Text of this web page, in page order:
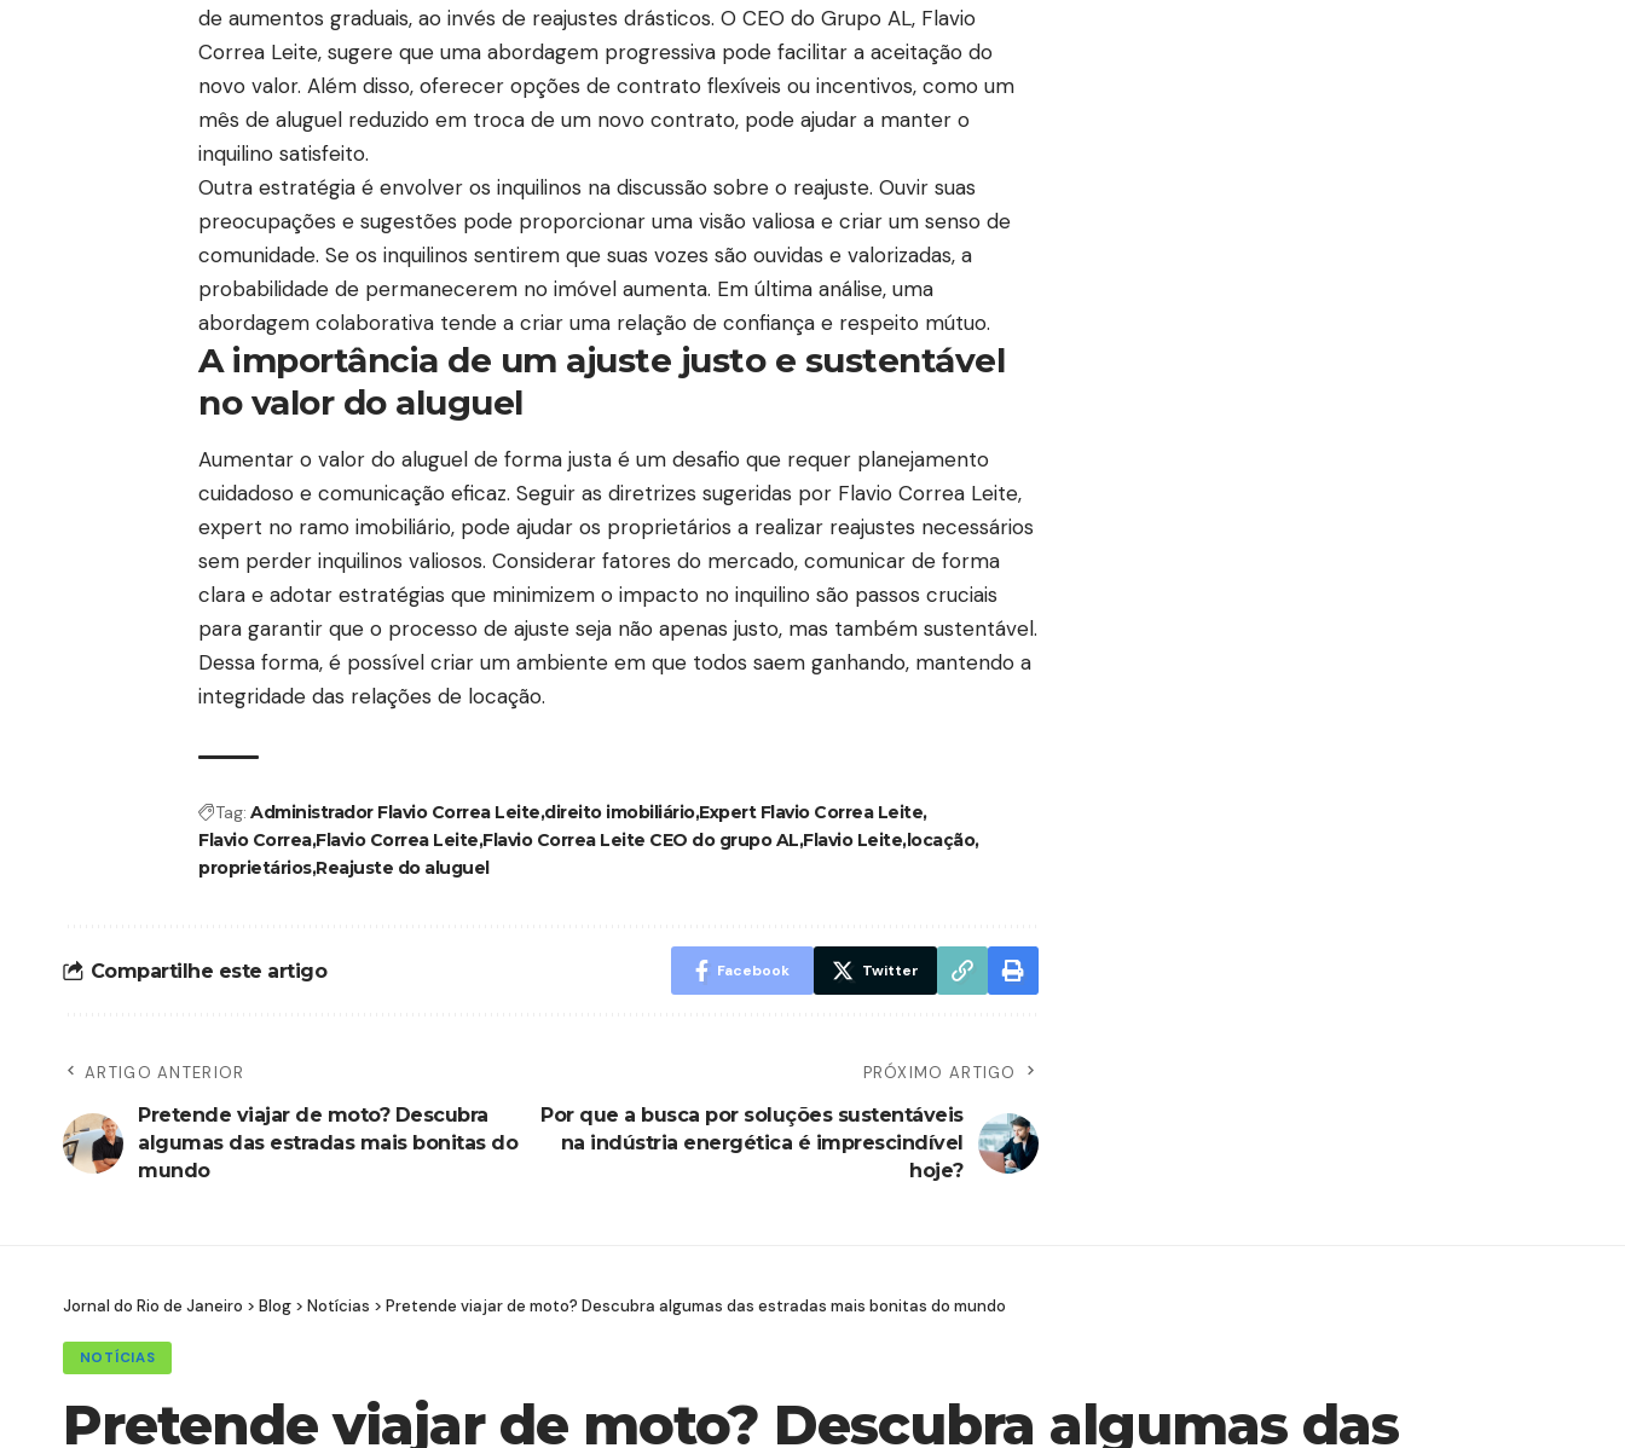
de aumentos graduais, ao invés de reajustes drásticos. O CEO do Grupo AL, Flavio
Correa Leite, sugere que uma abordagem progressiva pode facilitar a aceitação do
novo valor. Além disso, oferecer opções de contrato flexíveis ou incentivos, como um
mês de aluguel reduzido em troca de um novo contrato, pode ajudar a manter o
inquilino satisfeito.
Outra estratégia é envolver os inquilinos na discussão sobre o reajuste. Ouvir suas
preocupações e sugestões pode proporcionar uma visão valiosa e criar um senso de
comunidade. Se os inquilinos sentirem que suas vozes são ouvidas e valorizadas, a
probabilidade de permanecerem no imóvel aumenta. Em última análise, uma
abordagem colaborativa tende a criar uma relação de confiança e respeito mútuo.
A importância de um ajuste justo e sustentável
no valor do aluguel
Aumentar o valor do aluguel de forma justa é um desafio que requer planejamento
cuidadoso e comunicação eficaz. Seguir as diretrizes sugeridas por Flavio Correa Leite,
expert no ramo imobiliário, pode ajudar os proprietários a realizar reajustes necessários
sem perder inquilinos valiosos. Considerar fatores do mercado, comunicar de forma
clara e adotar estratégias que minimizem o impacto no inquilino são passos cruciais
para garantir que o processo de ajuste seja não apenas justo, mas também sustentável.
Dessa forma, é possível criar um ambiente em que todos saem ganhando, mantendo a
integridade das relações de locação.
Tag: Administrador Flavio Correa Leite direito imobiliárioExpert Flavio Correa Leite
Flavio CorreaFlavio Correa Leite Flavio Correa Leite CEO do grupo AL Flavio Leitelocação
proprietáriosReajuste do aluguel
Compartilhe este artigo Facebook Twitter
ARTIGO ANTERIOR
Pretende viajar de moto? Descubra
algumas das estradas mais bonitas do
mundo
PRÓXIMO ARTIGO
Por que a busca por soluções sustentáveis
na indústria energética é imprescindível
hoje?
Jornal do Rio de Janeiro > Blog > Notícias > Pretende viajar de moto? Descubra algumas das estradas mais bonitas do mundo
NOTÍCIAS
Pretende viajar de moto? Descubra algumas das